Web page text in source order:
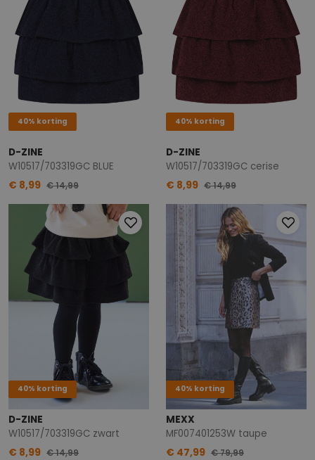
40% korting
D-ZINE
W10517/703319GC BLUE
€ 8,99 € 14,99
40% korting
D-ZINE
W10517/703319GC cerise
€ 8,99 € 14,99
40% korting
D-ZINE
W10517/703319GC zwart
€ 8,99 € 14,99
40% korting
MEXX
MF007401253W taupe
€ 47,99 € 79,99